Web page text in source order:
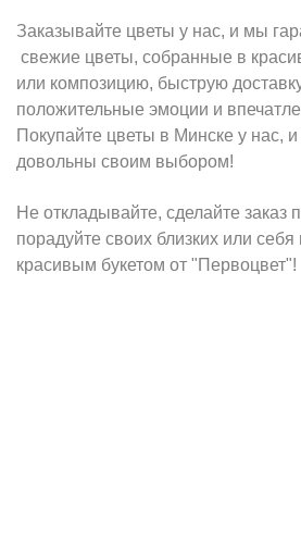
Заказывайте цветы у нас, и мы
свежие цветы, собранные в
или композицию, быструю
положительные эмоции и
Покупайте цветы в Минске у нас,
довольны своим выбором!
Не откладывайте, сделайте заказ
порадуйте своих близких или
красивым букетом от "Первоцвет"!